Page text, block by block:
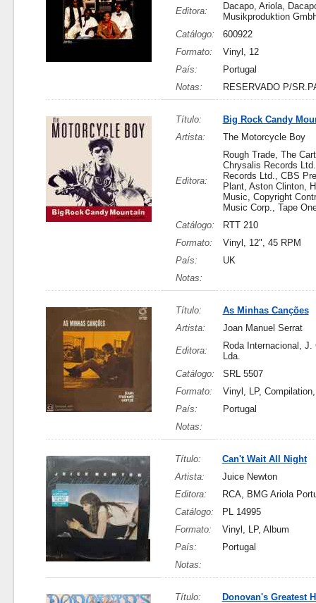
Editora:
Dacapo, Ariola,
Musikproduktion
Catálogo:
600922
Formato:
Vinyl, 12
País:
Portugal
Notas:
RESERVADO P/
Título:
Big Rock Candy
Artista:
The Motorcycle Boy
Editora:
Rough Trade, The
Chrysalis Records
Records Ltd., CBS
Plant, Aston Clinton,
Music, Copyright
Music Corp., Tape
Catálogo:
RTT 210
Formato:
Vinyl, 12", 45 RPM
País:
UK
Notas:
Título:
As Minhas Canções
Artista:
Joan Manuel Serrat
Editora:
Roda Internacional, J.
Lda.
Catálogo:
SRL 5507
Formato:
Vinyl, LP,
País:
Portugal
Notas:
Título:
Can't Wait All Night
Artista:
Juice Newton
Editora:
RCA, BMG Ariola
Catálogo:
PL 14995
Formato:
Vinyl, LP, Album
País:
Portugal
Notas:
Título: Donovan's Greatest